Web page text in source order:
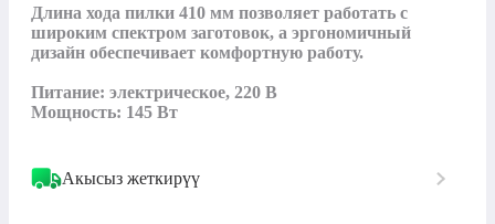
Длина хода пилки 410 мм позволяет работать с
широким спектром заготовок, а эргономичный
дизайн обеспечивает комфортную работу.
Питание: электрическое, 220 В
Мощность: 145 Вт
Акысыз жеткирүү